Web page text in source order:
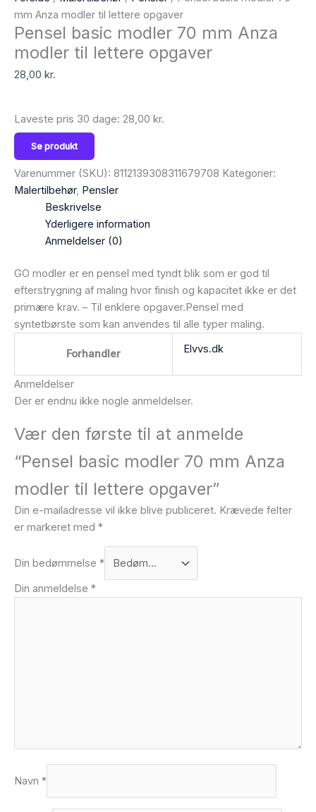
mm Anza modler til lettere opgaver
Pensel basic modler 70 mm Anza
modler til lettere opgaver
28,00 kr.
Laveste pris 30 dage: 28,00 kr.
Se produkt
Varenummer (SKU): 8112139308311679708 Kategorier:
Malertilbehør, Pensler
Beskrivelse
Yderligere information
Anmeldelser (0)
GO modler er en pensel med tyndt blik som er god til
efterstrygning af maling hvor finish og kapacitet ikke er det
primære krav. – Til enklere opgaver.Pensel med
syntetbørste som kan anvendes til alle typer maling.
Forhandler Elvvs.dk
Anmeldelser
Der er endnu ikke nogle anmeldelser.
Vær den første til at anmelde
“Pensel basic modler 70 mm Anza
modler til lettere opgaver”
Din e-mailadresse vil ikke blive publiceret. Krævede felter
er markeret med *
Din bedømmelse *
Din anmeldelse *
Navn *